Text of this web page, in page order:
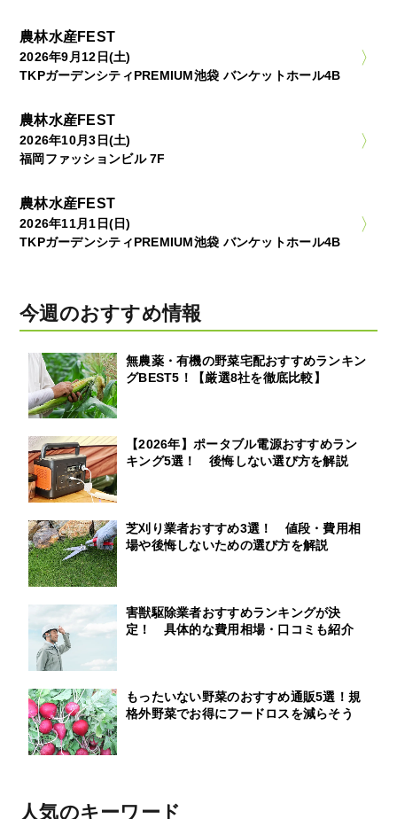
農林水産FEST
2026年9月12日(土)
TKPガーデンシティPREMIUM池袋 バンケットホール4B
農林水産FEST
2026年10月3日(土)
福岡ファッションビル 7F
農林水産FEST
2026年11月1日(日)
TKPガーデンシティPREMIUM池袋 バンケットホール4B
今週のおすすめ情報
無農薬・有機の野菜宅配おすすめランキン
グBEST5！【厳選8社を徹底比較】
【2026年】ポータブル電源おすすめラン
キング5選！ 後悔しない選び方を解説
芝刈り業者おすすめ3選！ 値段・費用相
場や後悔しないための選び方を解説
害獣駆除業者おすすめランキングが決
定！ 具体的な費用相場・口コミも紹介
もったいない野菜のおすすめ通販5選！規
格外野菜でお得にフードロスを減らそう
人気のキーワード